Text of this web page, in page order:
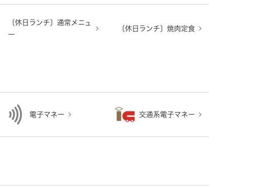
〔休日ランチ〕通常メニュ
ー
〔休日ランチ〕焼肉定食
電子マネー 交通系電子マネー